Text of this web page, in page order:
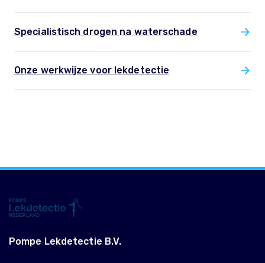
Specialistisch drogen na waterschade
Onze werkwijze voor lekdetectie
Pompe Lekdetectie B.V.